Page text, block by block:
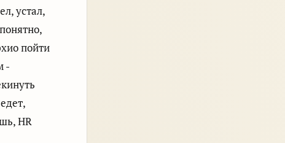
устал,
пойти
-
HR